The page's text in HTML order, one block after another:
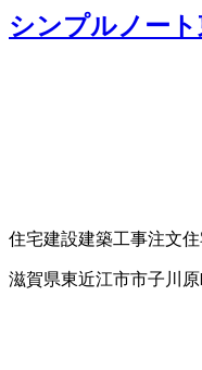
シンプルノー
住宅建設建築工事注文
滋賀県東近江市市子川